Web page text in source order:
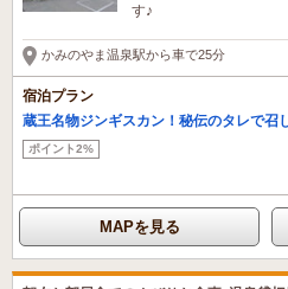
す♪
かみのやま温泉駅から車で25分
宿泊プラン
蔵王名物ジンギスカン！秘伝のタレで召
ポイント2%
MAPを見る